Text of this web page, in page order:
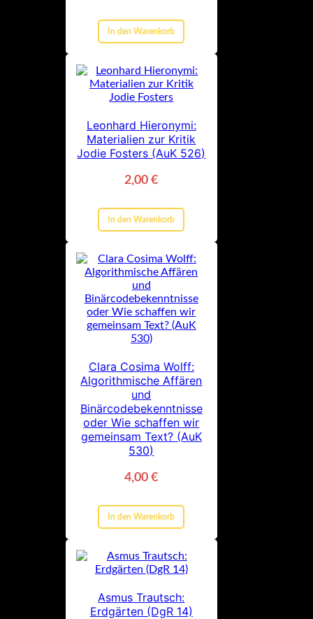
In den Warenkorb
Leonhard Hieronymi:
Materialien zur Kritik
Jodie Fosters (AuK 526)
2,00€
In den Warenkorb
Clara Cosima Wolff:
Algorithmische Affären
und
Binärcodebekenntnisse
oder Wie schaffen wir
gemeinsam Text? (AuK
530)
4,00€
In den Warenkorb
Asmus Trautsch:
Erdgärten (DgR 14)